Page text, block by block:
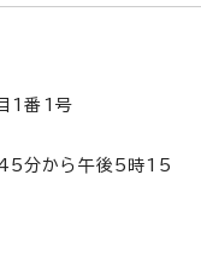
1番1号
分から午後5時15